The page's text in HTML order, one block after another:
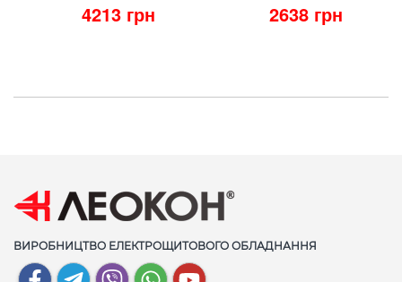
4213 грн 2638 грн
ВИРОБНИЦТВО ЕЛЕКТРОЩИТОВОГО ОБЛАДНАННЯ